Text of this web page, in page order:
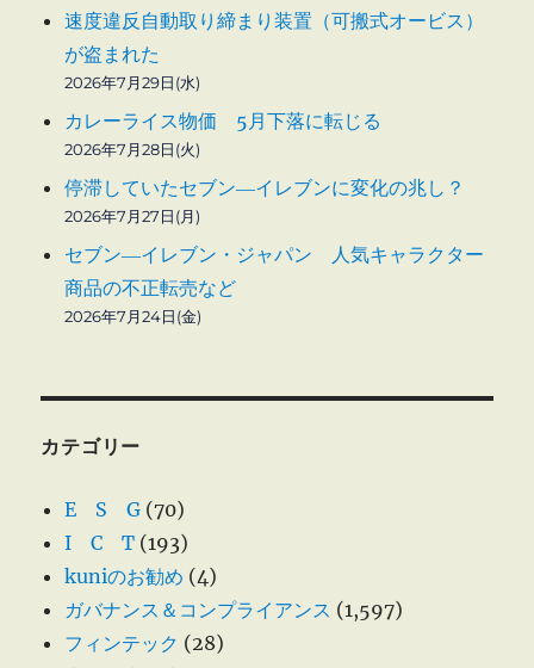
速度違反自動取り締まり装置（可搬式オービス）
が盗まれた
2026年7月29日(水)
カレーライス物価 5月下落に転じる
2026年7月28日(火)
停滞していたセブン―イレブンに変化の兆し？
2026年7月27日(月)
セブン―イレブン・ジャパン 人気キャラクター
商品の不正転売など
2026年7月24日(金)
カテゴリー
E S G (70)
I C T (193)
kuniのお勧め (4)
ガバナンス＆コンプライアンス (1,597)
フィンテック (28)